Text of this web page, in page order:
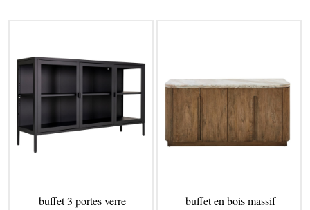
buffet 3 portes verre buffet en bois massif